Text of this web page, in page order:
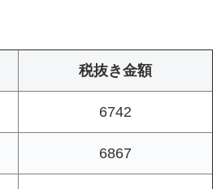
税抜き金額
6742
6867